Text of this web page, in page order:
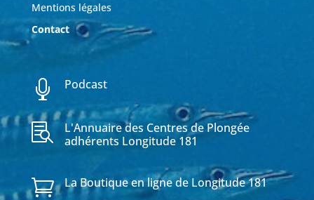
Mentions légales
Contact
 Podcast

L'Annuaire des Centres de Plongée
adhérents Longitude 181
 La Boutique en ligne de Longitude 181